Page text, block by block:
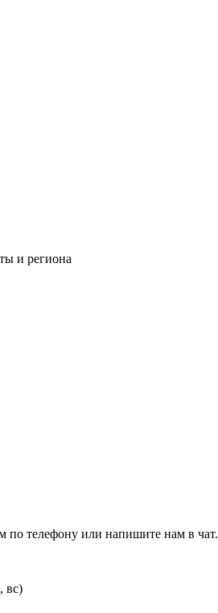
и региона
по телефону или напишите нам в чат.
вс)